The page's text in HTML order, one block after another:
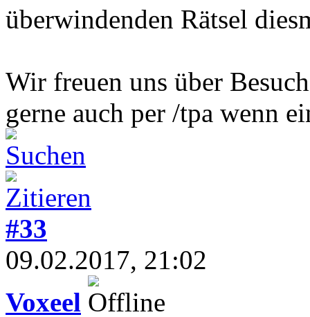
überwindenden Rätsel
Wir freuen uns über
gerne auch per /tpa wenn
#33
09.02.2017, 21:02
Voxeel